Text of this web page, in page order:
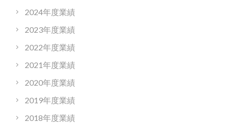
2024年度業績
2023年度業績
2022年度業績
2021年度業績
2020年度業績
2019年度業績
2018年度業績